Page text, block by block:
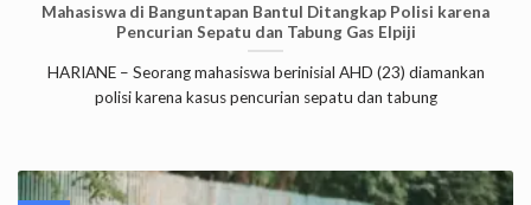
Mahasiswa di Banguntapan Bantul Ditangkap Polisi karena
Pencurian Sepatu dan Tabung Gas Elpiji
HARIANE – Seorang mahasiswa berinisial AHD (23) diamankan
polisi karena kasus pencurian sepatu dan tabung